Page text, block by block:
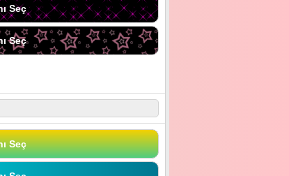
Seç
Seç
Seç